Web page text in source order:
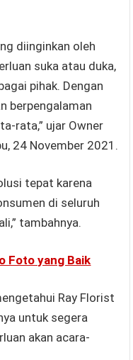
diinginkan oleh
suka atau duka,
pihak. Dengan
berpengalaman
rata,” ujar Owner
24 November 2021.
tepat karena
di seluruh
tambahnya.
Foto yang Baik
Ray Florist
untuk segera
akan acara-